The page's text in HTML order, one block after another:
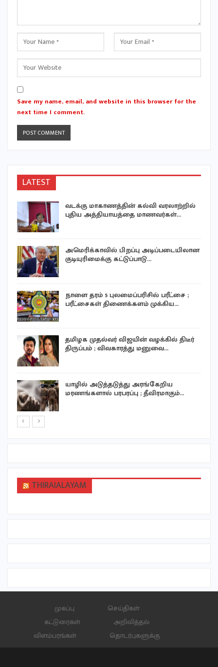
Save my name, email, and website in this browser for the
next time I comment.
LATEST
வடக்கு மாகாணத்தின் கல்வி வரலாற்றில்
புதிய அத்தியாயத்தை மாணவர்கள்…
அமெரிக்காவில் பிறப்பு அடிப்படையிலான
குடியுரிமைக்கு கட்டுப்பாடு…
நாளை தரம் 5 புலமைப்பரிசில் பரீட்சை ;
பரீட்சைகள் திணைக்களம் முக்கிய…
தமிழக முதல்வர் விஜயின் வழக்கில் திடீர்
திருப்பம் ; விவகாரத்து மனுவை…
யாழில் அடுத்தடுத்து அரங்கேறிய
மரணங்களால் பரபரப்பு ; தீவிரமாகும்…
THIRAIALAYAM
முகப்பு
செய்திகள்
கட்டுரைகள்
அறிவித்தல்
விளம்பரங்கள்
தொடர்புகளுக்கு